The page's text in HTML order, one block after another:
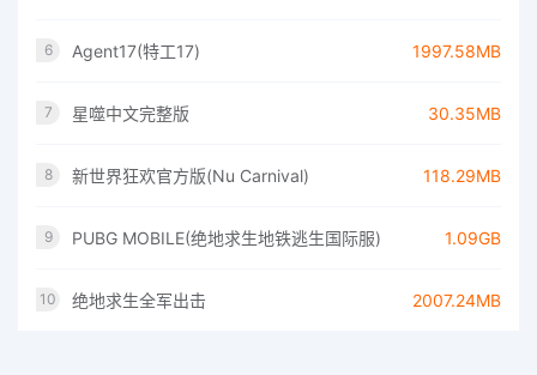
6 Agent17(特工17) 1997.58MB
7 星噬中文完整版 30.35MB
8 新世界狂欢官方版(Nu Carnival) 118.29MB
9 PUBG MOBILE(绝地求生地铁逃生国际服) 1.09GB
10 绝地求生全军出击 2007.24MB